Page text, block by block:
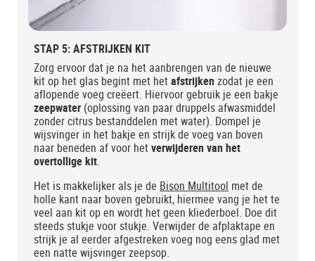
STAP 5: AFSTRIJKEN KIT
Zorg ervoor dat je na het aanbrengen van de nieuwe
kit op het glas begint met hetafstrijken zodat je een
aflopende voeg creëert. Hiervoor gebruik je een bakje
zeepwater (oplossing van paar druppels afwasmiddel
zonder citrus bestanddelen met water). Dompel je
wijsvinger in het bakje en strijk de voeg van boven
naar beneden af voor hetverwijderen van het
overtollige kit.
Het is makkelijker als je de Bison Multitool met de
holle kant naar boven gebruikt, hiermee vang je het te
veel aan kit op en wordt het geen kliederboel. Doe dit
steeds stukje voor stukje. Verwijder de afplaktape en
strijk je al eerder afgestreken voeg nog eens glad met
een natte wijsvinger zeepsop.